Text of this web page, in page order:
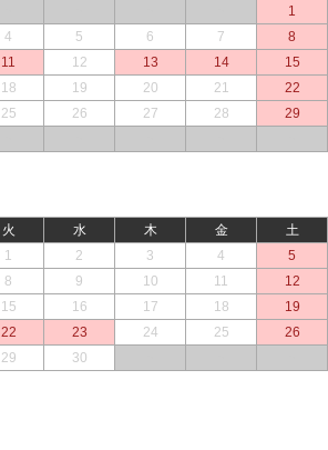
1
4 5 6 7
8
11 12 13 14
15
18 19 20 21
22
25 26 27 28
29
火 水 木 金
土
1 2 3 4
5
8 9 10 11
12
15 16 17 18
19
22 23 24 25
26
29 30